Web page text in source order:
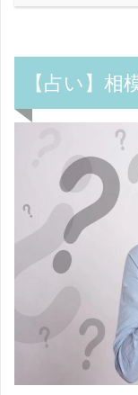
【占い】相